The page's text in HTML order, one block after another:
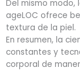
Del mismo modo,
ageLOC ofrece
textura de la piel.
En resumen, la
constantes y
corporal de